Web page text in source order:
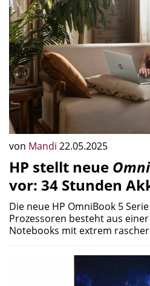
von Mandi 22.05.2025
HP stellt neue
vor: 34 Stunden
Die neue HP OmniBook 5
Prozessoren besteht aus
Notebooks mit extrem